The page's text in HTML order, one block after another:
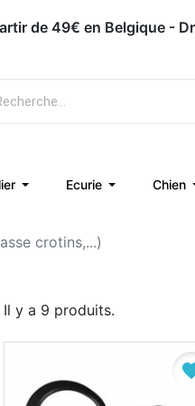
de 49€ en Belgique -
Ecurie Chien
crotins,...)
Il y a 9 produits.